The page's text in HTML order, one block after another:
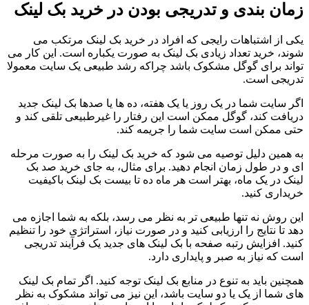
زمان بندی و تدریجی بودن در خرید بک لینک
یکی از اشتباهات رایجی که افراد در خرید بک لینک مرتکب می
شوند، خرید تعداد زیادی بک لینک به صورت یکباره است. این کار می
تواند برای گوگل مشکوک باشد چراکه رشد طبیعی یک سایت معمولا
تدریجی است.
اگر سایت شما در یک روز یا یک هفته، ده ها یا صدها بک لینک جدید
دریافت کند، گوگل ممکن است این رفتار را غیرطبیعی تلقی کند و
حتی ممکن است سایت شما را جریمه کند.
به همین دلیل توصیه می شود که خرید بک لینک را به صورت مرحله
ای و در طول زمان انجام دهید. برای مثال، به جای خرید صد بک
لینک در یک ماه، بهتر است هر ماه ده تا بیست بک لینک باکیفیت
خریداری کنید.
این روش نه تنها طبیعی تر به نظر می رسد، بلکه به شما اجازه می
دهد تا نتایج را ارزیابی کنید و در صورت نیاز، استراتژی خود را تنظیم
کنید. افزایش رتبه صفحه با بک لینک های جدید یک فرآیند تدریجی
است که نیاز به صبر و پایداری دارد.
همچنین باید به تنوع در منابع بک لینک توجه کنید. اگر تمام بک لینک
های شما از یک یا دو سایت باشد، این نیز می تواند مشکوک به نظر